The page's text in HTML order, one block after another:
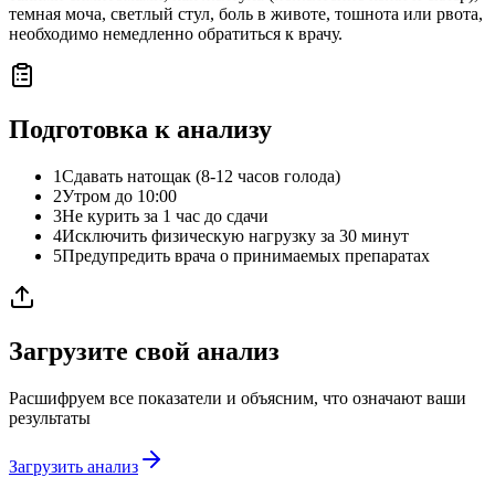
темная моча, светлый стул, боль в животе, тошнота или рвота,
необходимо немедленно обратиться к врачу.
Подготовка к анализу
1Сдавать натощак (8-12 часов голода)
2Утром до 10:00
3Не курить за 1 час до сдачи
4Исключить физическую нагрузку за 30 минут
5Предупредить врача о принимаемых препаратах
Загрузите свой анализ
Расшифруем все показатели и объясним, что означают ваши
результаты
Загрузить анализ